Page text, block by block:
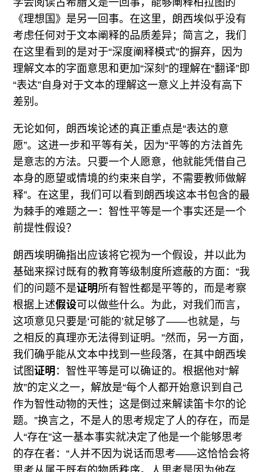
学会阅读古希腊文是一回事，能够阐释柏拉图的
《理想国》是另一回事。在这里，朗西埃似乎没有
考虑任何对于文本阐释的品质差异；简言之，我们
在这里看到的是对于“深度阐释模式”的摒弃，因为
理解文本的字面意思和更加“深刻”的理解在“翻译”即
“表达”自身对于文本的理解这一意义上并没有高下
差别。
无论如何，朗西埃论述的真正重点是“表达的意
愿”。这进一步和平等有关，因为“平等的方法首先
是意志的方法。只要一个人愿意，他就能凭借自己
本身的愿望或情境的约束来自学，不需要教师做解
释”。在这里，我们可以看到朗西埃这本书包含的最
为棘手的难题之一：智性平等是一个事实还是一个
前提性假设？
朗西埃明确指出应该将它视为一个假设，并以此为
基础来探讨既有的教育等级制度所遮蔽的方面：“我
们的问题不是证明 所有智性都是平等的，而是考察
根据上述假设可以做些什么。为此，对我们而言，
这项意见只要是‘可能的’就足够了——也就是，与
之相反的真理亦无法得到证明。”然而，另一方面，
我们确乎能从文本中找到一些段落，在其中朗西埃
试图证明 ：智性平等是可以确证的。根据他对“解
放”的定义之一，解放是“每个人都开始意识到自己
作为智性动物的天性；这是倒过来解读笛卡尔的论
题。”换言之，不是人的思考规定了人的存在，而是
人“存在”这一基本事实就决定了他是一个能够思考
的存在者：“人并不因为说话而思考——这恰恰会将